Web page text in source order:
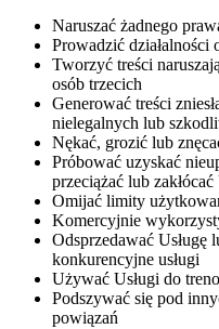
Naruszać żadnego
Prowadzić działalności
Tworzyć treści
osób trzecich
Generować treści
nielegalnych lub
Nękać, grozić lub
Próbować uzyskać
przeciążać lub zakłócać
Omijać limity
Komercyjnie
Odsprzedawać Usługę
konkurencyjne usługi
Używać Usługi do
Podszywać się pod
powiązań